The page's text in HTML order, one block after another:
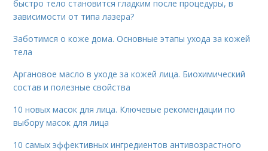
быстро тело становится гладким после процедуры, в
зависимости от типа лазера?
Заботимся о коже дома. Основные этапы ухода за кожей
тела
Аргановое масло в уходе за кожей лица. Биохимический
состав и полезные свойства
10 новых масок для лица. Ключевые рекомендации по
выбору масок для лица
10 самых эффективных ингредиентов антивозрастного